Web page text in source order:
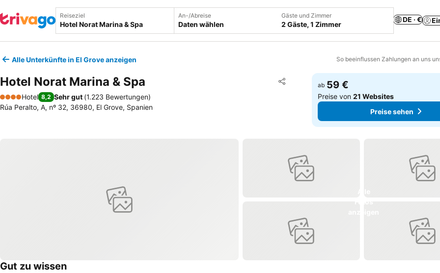
Reiseziel An-/Abreise
Daten wählen
Gäste und Zimmer
2 Gäste, 1 Zimmer
DE · €
Alle Unterkünfte in El Grove anzeigen So beeinflussen Zahlungen an uns
Hotel Norat Marina & Spa Teilen
Zu Favoriten hinzufügen
4 Sterne
Hotel 8,2 Sehr gut (1.223 Bewertungen)
Rúa Peralto, A, nº 32, 36980, El Grove, Spanien
ab 59 €
Preise von21 Websites
Preise sehen
Gut zu wissen